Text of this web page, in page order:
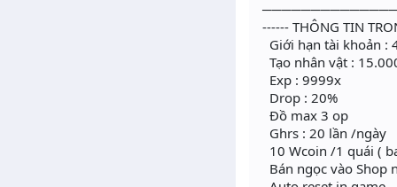
------ THÔNG TIN
Giới hạn tài khoản :
Tạo nhân vật :
Exp : 9999x
Drop : 20%
Đồ max 3 op
Ghrs : 20 lần /ngày
10 Wcoin /1 quái (
Bán ngọc vào Shop